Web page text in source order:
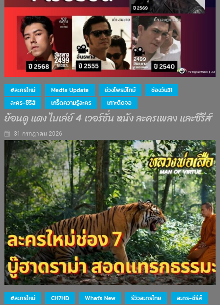
#ละครใหม่ Media Update ช่วงไพรม์ไทม์
ช่องวัน31
ละคร-ซีรีส์
เกร็ดความรู้ละคร เกาะติดจอ
ย้อนดู แดง ไบเล่ย์ 4 เวอร์ชั่น หนัง ละครเพลง และซีรีส์
31 กรกฎาคม 2026
#ละครใหม่ CH7HD What's New รีวิวละครไทย
ละคร-ซีรีส์